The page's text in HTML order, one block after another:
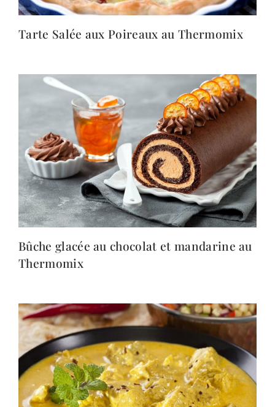
Tarte Salée aux Poireaux au Thermomix
Bûche glacée au chocolat et mandarine au
Thermomix